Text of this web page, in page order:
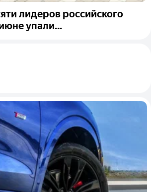
лидеров российского
упали...